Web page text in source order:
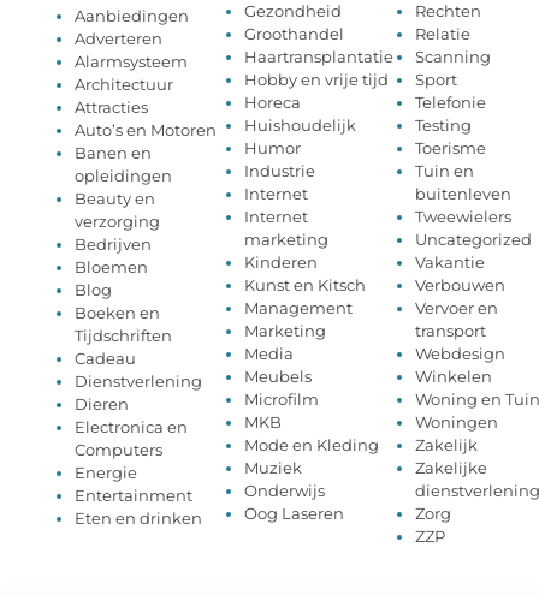
Aanbiedingen
Adverteren
Alarmsysteem
Architectuur
Attracties
Auto’s en Motoren
Banen en
opleidingen
Beauty en
verzorging
Bedrijven
Bloemen
Blog
Boeken en
Tijdschriften
Cadeau
Dienstverlening
Dieren
Electronica en
Computers
Energie
Entertainment
Eten en drinken
Gezondheid
Groothandel
Haartransplantatie
Hobby en vrije tijd
Horeca
Huishoudelijk
Humor
Industrie
Internet
Internet
marketing
Kinderen
Kunst en Kitsch
Management
Marketing
Media
Meubels
Microfilm
MKB
Mode en Kleding
Muziek
Onderwijs
Oog Laseren
Rechten
Relatie
Scanning
Sport
Telefonie
Testing
Toerisme
Tuin en
buitenleven
Tweewielers
Uncategorized
Vakantie
Verbouwen
Vervoer en
transport
Webdesign
Winkelen
Woning en Tuin
Woningen
Zakelijk
Zakelijke
dienstverlening
Zorg
ZZP